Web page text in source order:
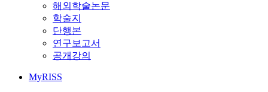
해외학술논문
학술지
단행본
연구보고서
공개강의
MyRISS